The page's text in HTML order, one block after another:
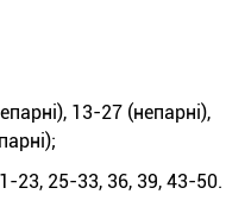
13-27 (непарні),
23, 25-33, 36, 39, 43-50.